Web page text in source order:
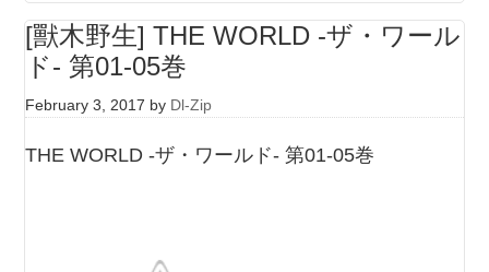
[獸木野生] THE WORLD -ザ・ワール
ド- 第01-05巻
February 3, 2017 by Dl-Zip
THE WORLD -ザ・ワールド- 第01-05巻